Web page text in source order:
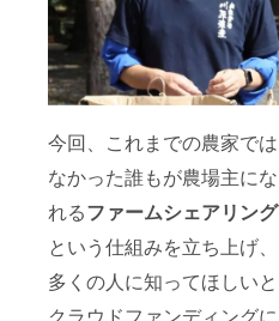
今回、これまでの農家では
なかった誰もが農場主にな
れるファームシェアリング
という仕組みを立ち上げ、
多くの人に知ってほしいと